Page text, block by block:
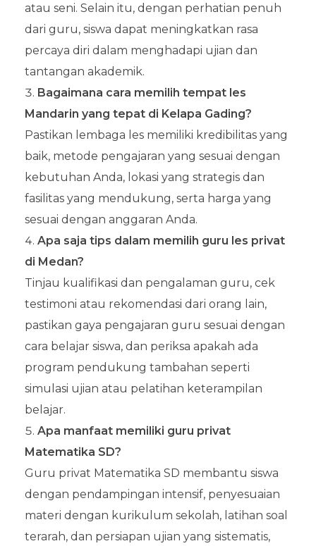
atau seni. Selain itu, dengan perhatian penuh
dari guru, siswa dapat meningkatkan rasa
percaya diri dalam menghadapi ujian dan
tantangan akademik.
Bagaimana cara memilih tempat les
Mandarin yang tepat di Kelapa Gading?
Pastikan lembaga les memiliki kredibilitas yang
baik, metode pengajaran yang sesuai dengan
kebutuhan Anda, lokasi yang strategis dan
fasilitas yang mendukung, serta harga yang
sesuai dengan anggaran Anda.
Apa saja tips dalam memilih guru les privat
di Medan?
Tinjau kualifikasi dan pengalaman guru, cek
testimoni atau rekomendasi dari orang lain,
pastikan gaya pengajaran guru sesuai dengan
cara belajar siswa, dan periksa apakah ada
program pendukung tambahan seperti
simulasi ujian atau pelatihan keterampilan
belajar.
Apa manfaat memiliki guru privat
Matematika SD?
Guru privat Matematika SD membantu siswa
dengan pendampingan intensif, penyesuaian
materi dengan kurikulum sekolah, latihan soal
terarah, dan persiapan ujian yang sistematis,